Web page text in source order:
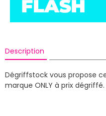
Description
Dégriffstock vous propose
marque ONLY à prix dégriffé.